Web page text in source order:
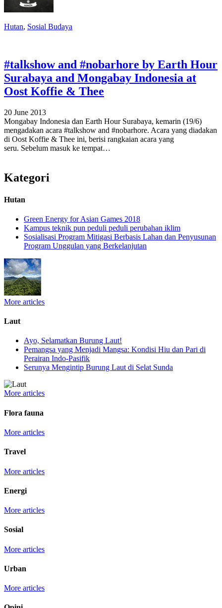
Hutan, Sosial Budaya
#talkshow and #nobarhore by Earth Hour
Surabaya and Mongabay Indonesia at
Oost Koffie & Thee
20 June 2013
Mongabay Indonesia dan Earth Hour Surabaya, kemarin (19/6)
mengadakan acara #talkshow and #nobarhore. Acara yang diadakan
di Oost Koffie & Thee ini, berisi rangkaian acara yang
seru. Sebelum masuk ke tempat…
Kategori
Hutan
Green Energy for Asian Games 2018
Kampus teknik pun peduli peduli perubahan iklim
Sosialisasi Program Mitigasi Berbasis Lahan dan Penyusunan
Program Unggulan yang Berkelanjutan
More articles
Laut
Ayo, Selamatkan Burung Laut!
Pemangsa yang Menjadi Mangsa: Kondisi Hiu dan Pari di
Perairan Indo-Pasifik
Serunya Mengintip Burung Laut di Selat Sunda
More articles
Flora fauna
More articles
Travel
More articles
Energi
More articles
Sosial
More articles
Urban
More articles